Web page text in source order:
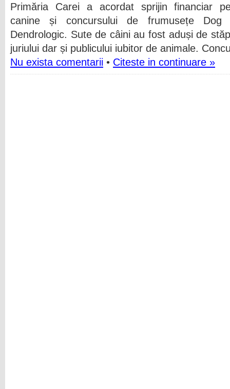
Primăria Carei a acordat sprijin financiar
canine și concursului de frumusețe
Dendrologic. Sute de câini au fost aduși de
juriului dar și publicului iubitor de animale.
Nu exista comentarii • Citeste in continuare »